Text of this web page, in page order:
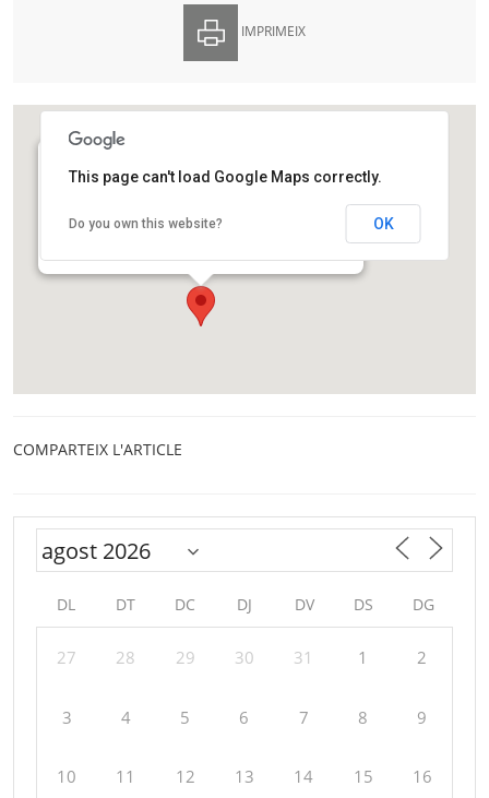
IMPRIMEIX
Avinguda Carl Friedrich Gauss, 5. Parc Mediterrani de
la Tecnologia, Edifici B3.
This page can't load Google Maps correctly.
Do you own this website? OK
COMPARTEIX L'ARTICLE
DL DT DC DJ DV DS DG
27 28 29 30 31 1 2
3 4 5 6 7 8 9
10 11 12 13 14 15 16